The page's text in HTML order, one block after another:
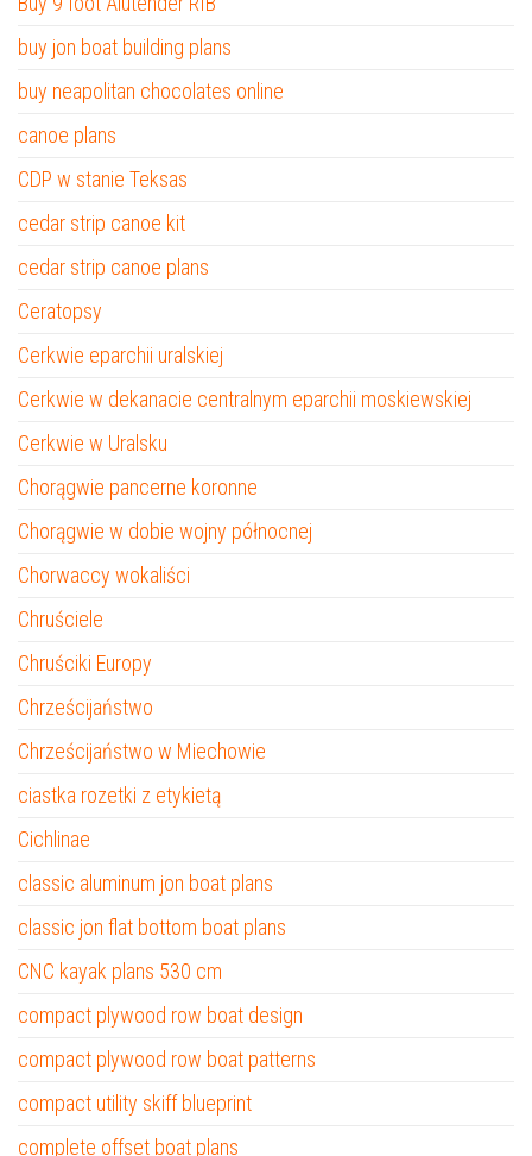
buy jon boat building plans
buy neapolitan chocolates online
canoe plans
CDP w stanie Teksas
cedar strip canoe kit
cedar strip canoe plans
Ceratopsy
Cerkwie eparchii uralskiej
Cerkwie w dekanacie centralnym eparchii moskiewskiej
Cerkwie w Uralsku
Chorągwie pancerne koronne
Chorągwie w dobie wojny północnej
Chorwaccy wokaliści
Chruściele
Chruściki Europy
Chrześcijaństwo
Chrześcijaństwo w Miechowie
ciastka rozetki z etykietą
Cichlinae
classic aluminum jon boat plans
classic jon flat bottom boat plans
CNC kayak plans 530 cm
compact plywood row boat design
compact plywood row boat patterns
compact utility skiff blueprint
complete offset boat plans